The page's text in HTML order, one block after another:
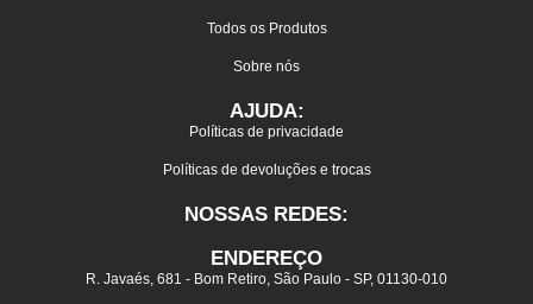
Todos os Produtos
Sobre nós
AJUDA:
Políticas de privacidade
Políticas de devoluções e trocas
NOSSAS REDES:
ENDEREÇO
R. Javaés, 681 - Bom Retiro, São Paulo - SP, 01130-010